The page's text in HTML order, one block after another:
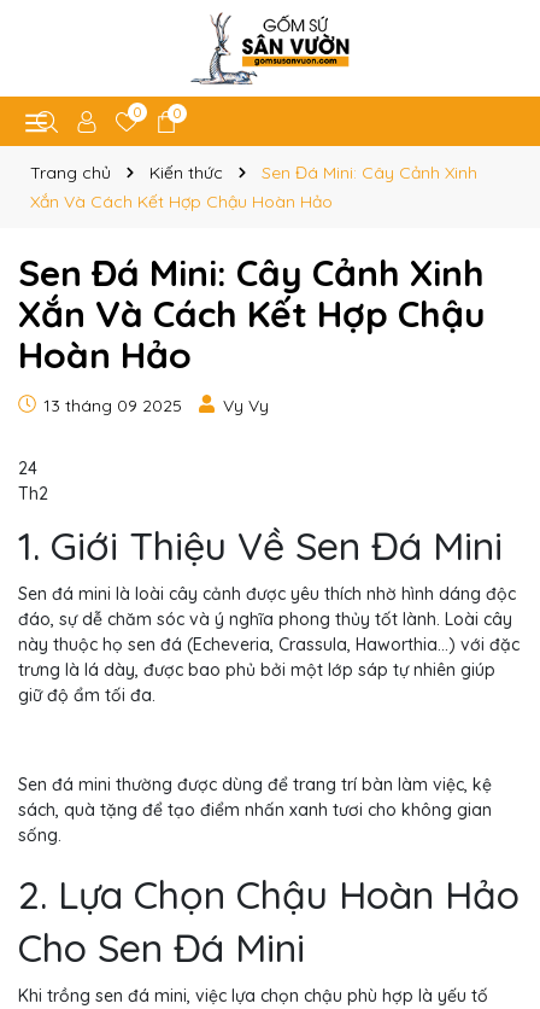
0 0
Trang chủ Kiến thức
Sen Đá Mini: Cây Cảnh Xinh
Xắn Và Cách Kết Hợp Chậu Hoàn Hảo
Sen Đá Mini: Cây Cảnh Xinh
Xắn Và Cách Kết Hợp Chậu
Hoàn Hảo
13 tháng 09 2025 Vy Vy
24
Th2
1. Giới Thiệu Về Sen Đá Mini
Sen đá mini là loài cây cảnh được yêu thích nhờ hình dáng độc
đáo, sự dễ chăm sóc và ý nghĩa phong thủy tốt lành. Loài cây
này thuộc họ sen đá (Echeveria, Crassula, Haworthia…) với đặc
trưng là lá dày, được bao phủ bởi một lớp sáp tự nhiên giúp
giữ độ ẩm tối đa.
Sen đá mini thường được dùng để trang trí bàn làm việc, kệ
sách, quà tặng để tạo điểm nhấn xanh tươi cho không gian
sống.
2. Lựa Chọn Chậu Hoàn Hảo
Cho Sen Đá Mini
Khi trồng sen đá mini, việc lựa chọn chậu phù hợp là yếu tố